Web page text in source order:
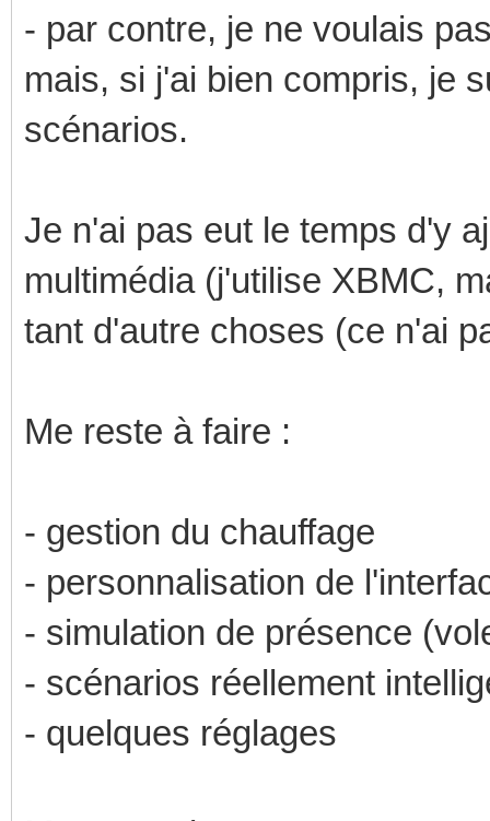
- par contre, je ne voulais
mais, si j'ai bien compris, je
scénarios.
Je n'ai pas eut le temps d'y
multimédia (j'utilise XBMC,
tant d'autre choses (ce n'ai
Me reste à faire :
- gestion du chauffage
- personnalisation de
- simulation de présence
- scénarios réellement
- quelques réglages